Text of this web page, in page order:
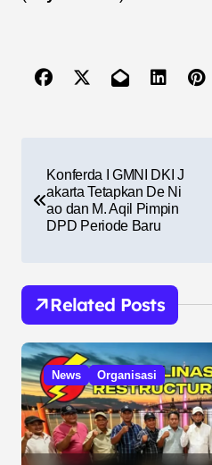
a
s
i
p
o
s
Konferda I GMNI DKI J
akarta Tetapkan De Ni
ao dan M. Aqil Pimpin
DPD Periode Baru
Related Posts
News Organisasi